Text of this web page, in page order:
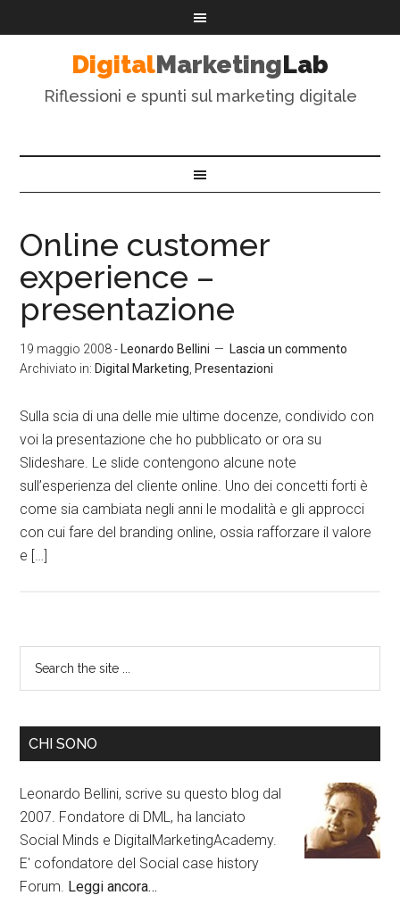
DigitalMarketingLab
Riflessioni e spunti sul marketing digitale
Online customer
experience –
presentazione
19 maggio 2008- Leonardo Bellini
Lascia un commento
Archiviato in: Digital Marketing Presentazioni
Sulla scia di una delle mie ultime docenze, condivido con
voi la presentazione che ho pubblicato or ora su
Slideshare. Le slide contengono alcune note
sull’esperienza del cliente online. Uno dei concetti forti è
come sia cambiata negli anni le modalità e gli approcci
con cui fare del branding online, ossia rafforzare il valore
e […]
CHI SONO
Leonardo Bellini, scrive su questo blog dal
2007. Fondatore di DML, ha lanciato
Social Minds e DigitalMarketingAcademy.
E' cofondatore del Social case history
Forum. Leggi ancora…